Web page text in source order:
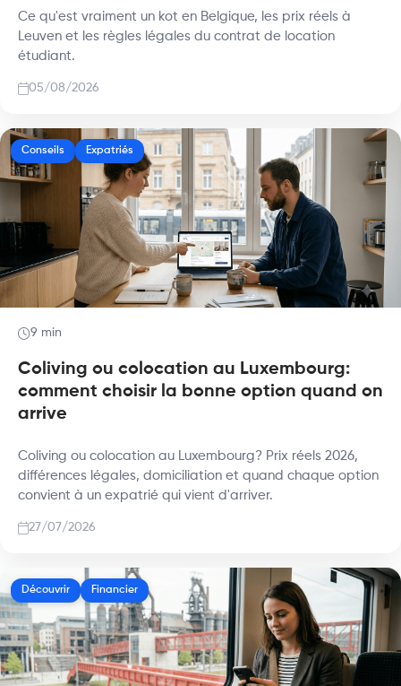
Ce qu'est vraiment un kot en Belgique, les prix réels à
Leuven et les règles légales du contrat de location
étudiant.
05/08/2026
Conseils Expatriés
9 min
Coliving ou colocation au Luxembourg:
comment choisir la bonne option quand on
arrive
Coliving ou colocation au Luxembourg? Prix réels 2026,
différences légales, domiciliation et quand chaque option
convient à un expatrié qui vient d'arriver.
27/07/2026
Découvrir Financier